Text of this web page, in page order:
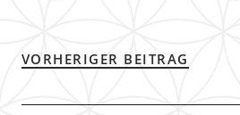
VORHERIGER BEITRAG